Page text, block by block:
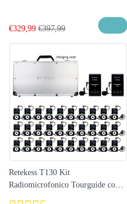
€329,99 €397,99
Retekess T130 Kit
Radiomicrofonico Tourguide con